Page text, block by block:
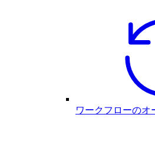
ワークフローのオ